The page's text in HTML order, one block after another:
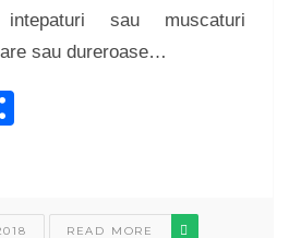
sau muscaturi
sau dureroase…
READ MORE